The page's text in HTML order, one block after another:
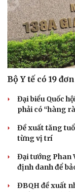
Bộ Y tế có 19
Đại biểu Quốc
phải có “hàng
Đề xuất tăng
từng vị trí
Đại tướng Phan
định danh để
ĐBQH đề xuất